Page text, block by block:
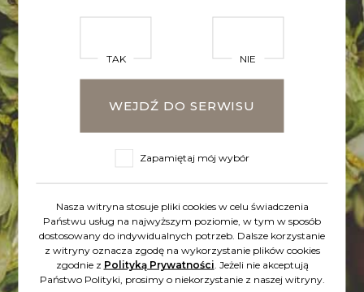
Adres e-mail*
TAK NIE
WEJDŹ DO SERWISU
Zapamiętaj mój wybór
Nasza witryna stosuje pliki cookies w celu świadczenia
Państwu usług na najwyższym poziomie, w tym w sposób
dostosowany do indywidualnych potrzeb. Dalsze korzystanie
z witryny oznacza zgodę na wykorzystanie plików cookies
zgodnie z Polityką Prywatności . Jeżeli nie akceptują
Państwo Polityki, prosimy o niekorzystanie z naszej witryny.